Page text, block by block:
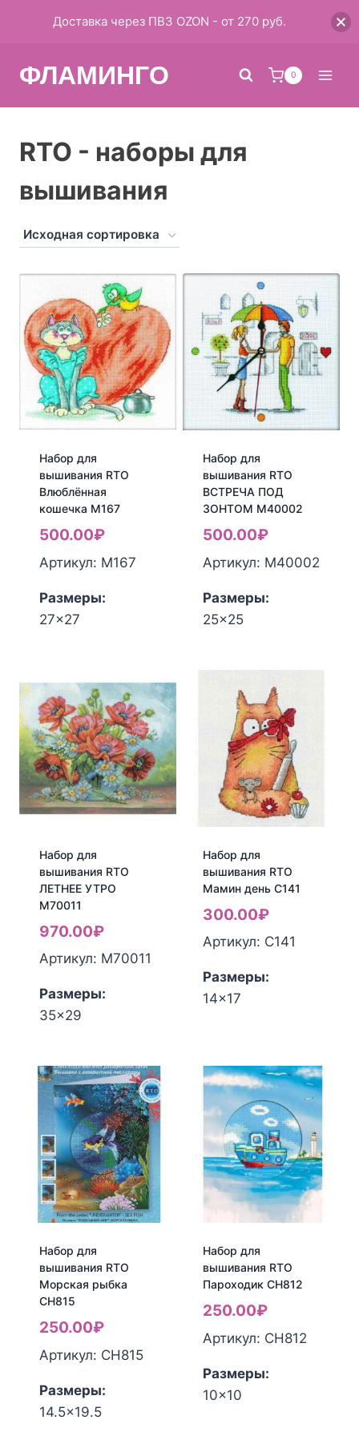
ФЛАМИНГО 0
RTO - наборы для
вышивания
Набор для
вышивания RTO
Влюблённая
кошечка М167
500.00₽
Артикул: М167
для
вышивания
RTO
Влюблённая
кошечка
М167
Размеры:
27x27
Набор для
вышивания RTO
ВСТРЕЧА ПОД
ЗОНТОМ М40002
500.00₽
Артикул: М40002
вышивания
RTO
ВСТРЕЧА
ПОД
ЗОНТОМ
М40002
Размеры:
25x25
Набор для
вышивания RTO
ЛЕТНЕЕ УТРО
М70011
970.00₽
Артикул: М70011
Набор
для
вышивания
RTO
ЛЕТНЕЕ
УТРО
М70011
Размеры:
35x29
Набор для
вышивания RTO
Мамин день C141
300.00₽
Артикул: C141
для
вышивания
RTO
Мамин
день
C141
Размеры:
14x17
Набор для
вышивания RTO
Морская рыбка
CH815
250.00₽
Артикул: CH815
Размеры:
14.5x19.5
Набор для
вышивания RTO
Пароходик CH812
250.00₽
Артикул: CH812
Размеры:
10x10
Доставка через ПВЗ OZON - от 270 руб.